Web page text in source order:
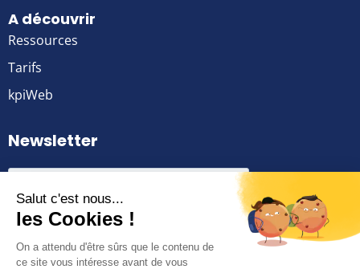
A découvrir
Ressources
Tarifs
kpiWeb
Newsletter